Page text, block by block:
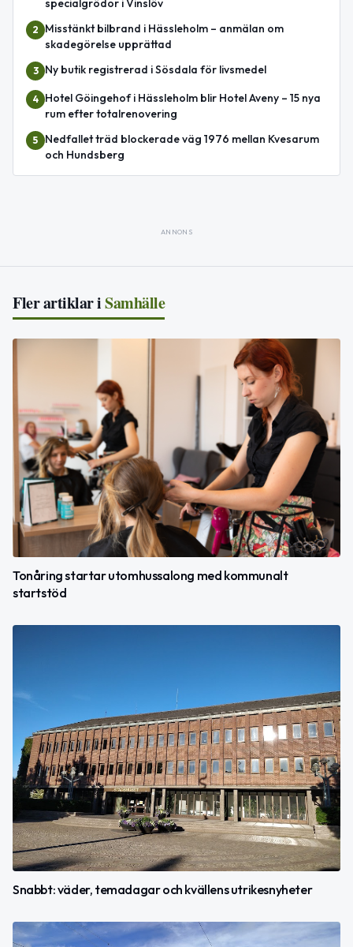
specialgrödor i Vinslöv
2
Misstänkt bilbrand i Hässleholm – anmälan om
skadegörelse upprättad
3 Ny butik registrerad i Sösdala för livsmedel
4
Hotel Göingehof i Hässleholm blir Hotel Aveny – 15 nya
rum efter totalrenovering
5
Nedfallet träd blockerade väg 1976 mellan Kvesarum
och Hundsberg
ANNONS
Fler artiklar iSamhälle
Tonåring startar utomhussalong med kommunalt
startstöd
Snabbt: väder, temadagar och kvällens utrikesnyheter